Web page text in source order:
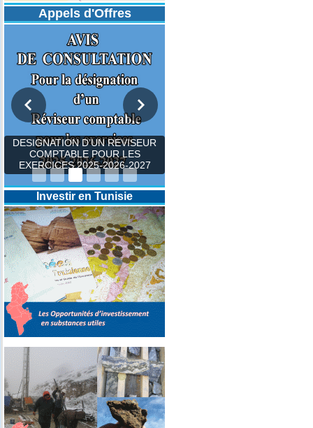
Appels d'Offres
DESIGNATION D’UN REVISEUR
COMPTABLE POUR LES
EXERCICES 2025-2026-2027
Investir en Tunisie